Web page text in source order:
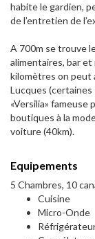
habite le gardien,
de l’entretien de
A 700m se trouve
alimentaires, bar
kilomètres on peut
Lucques (certaines
«Versilia» fameuse
boutiques à la
voiture (40km).
Equipements
5 Chambres, 10
Cuisine
Micro-Onde